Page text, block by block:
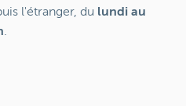
l'étranger, du lundi au
.